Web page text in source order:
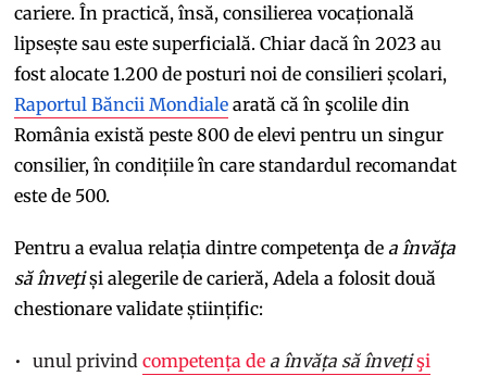
cariere. În practică, însă, consilierea vocațională
lipsește sau este superficială. Chiar dacă în 2023 au
fost alocate 1.200 de posturi noi de consilieri școlari,
Raportul Băncii Mondiale arată că în şcolile din
România există peste 800 de elevi pentru un singur
consilier, în condițiile în care standardul recomandat
este de 500.
Pentru a evalua relația dintre competenţa dea învăţa
să înveţiși alegerile de carieră, Adela a folosit două
chestionare validate științific:
unul privindcompetența dea învăța să învețişi